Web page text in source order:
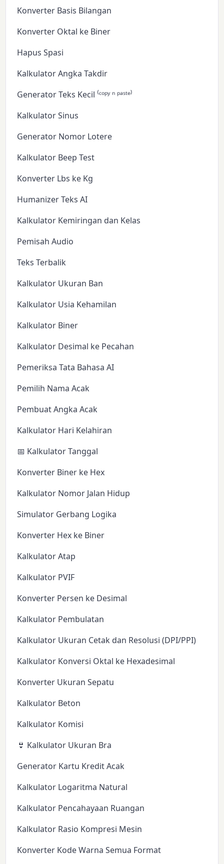
Konverter Basis Bilangan
Konverter Oktal ke Biner
Hapus Spasi
Kalkulator Angka Takdir
Generator Teks Kecil ⁽ᶜᵒᵖʸ ⁿ ᵖᵃˢᵗᵉ⁾
Kalkulator Sinus
Generator Nomor Lotere
Kalkulator Beep Test
Konverter Lbs ke Kg
Humanizer Teks AI
Kalkulator Kemiringan dan Kelas
Pemisah Audio
Teks Terbalik
Kalkulator Ukuran Ban
Kalkulator Usia Kehamilan
Kalkulator Biner
Kalkulator Desimal ke Pecahan
Pemeriksa Tata Bahasa AI
Pemilih Nama Acak
Pembuat Angka Acak
Kalkulator Hari Kelahiran
📅 Kalkulator Tanggal
Konverter Biner ke Hex
Kalkulator Nomor Jalan Hidup
Simulator Gerbang Logika
Konverter Hex ke Biner
Kalkulator Atap
Kalkulator PVIF
Konverter Persen ke Desimal
Kalkulator Pembulatan
Kalkulator Ukuran Cetak dan Resolusi (DPI/PPI)
Kalkulator Konversi Oktal ke Hexadesimal
Konverter Ukuran Sepatu
Kalkulator Beton
Kalkulator Komisi
👙 Kalkulator Ukuran Bra
Generator Kartu Kredit Acak
Kalkulator Logaritma Natural
Kalkulator Pencahayaan Ruangan
Kalkulator Rasio Kompresi Mesin
Konverter Kode Warna Semua Format